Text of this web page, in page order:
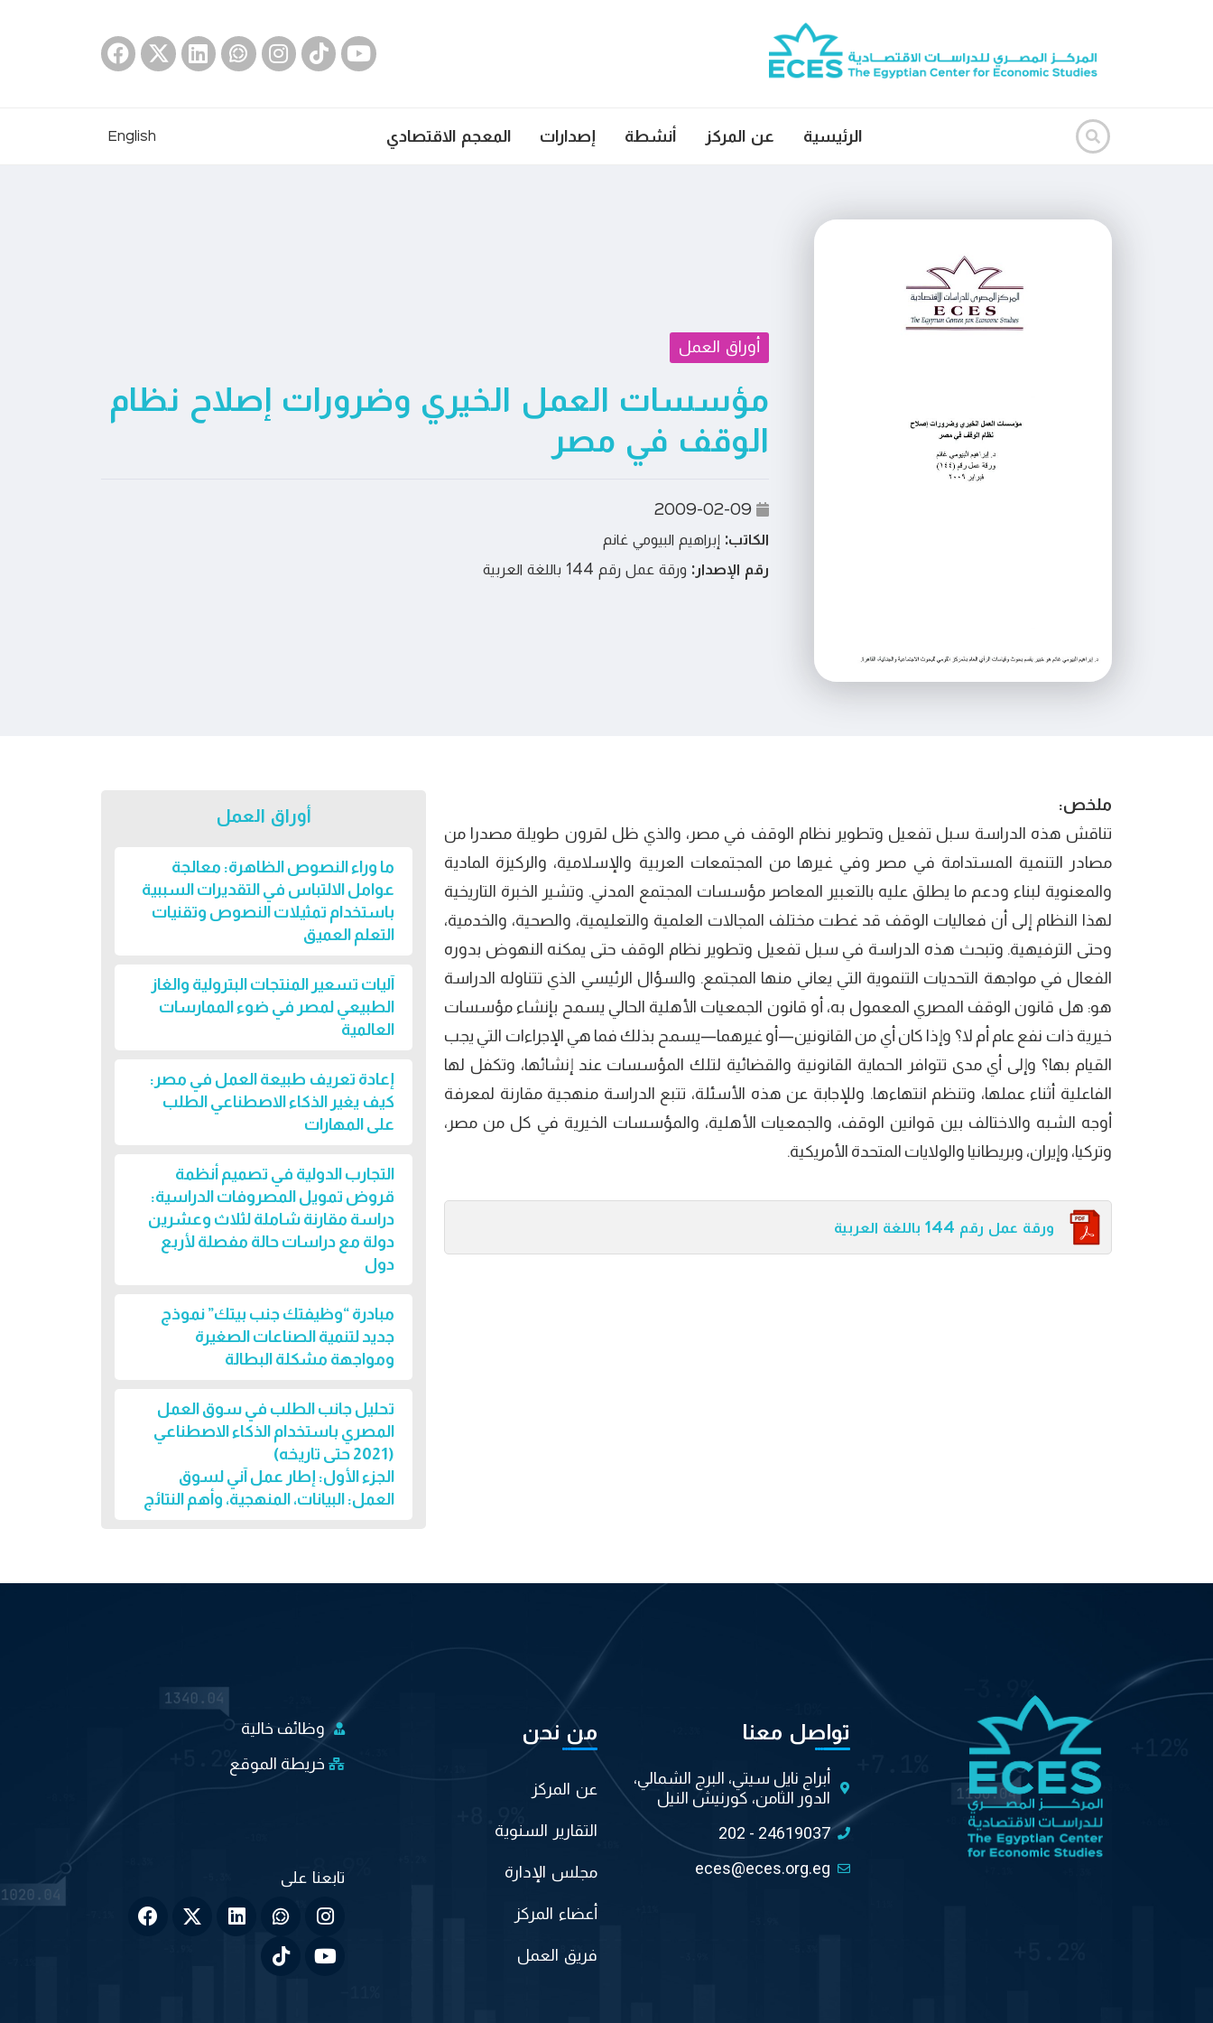
الرئيسية عن المركز أنشطة إصدارات المعجم الاقتصادي English
أوراق العمل
مؤسسات العمل الخيري وضرورات إصلاح نظام
الوقف في مصر
2009-02-09
الكاتب: إبراهيم البيومي غانم
رقم الإصدار: ورقة عمل رقم 144 باللغة العربية
ملخص:
تناقش ھذه الدراسة سبل تفعيل وتطوير نظام الوقف في مصر، والذي ظل لقرون طويلة مصدرا من
مصادر التنمية المستدامة في مصر وفي غيرھا من المجتمعات العربية والإسلامية، والركيزة المادية
والمعنوية لبناء ودعم ما يطلق عليه بالتعبير المعاصر مؤسسات المجتمع المدني. وتشير الخبرة التاريخية
لھذا النظام إلى أن فعاليات الوقف قد غطت مختلف المجالات العلمية والتعليمية، والصحية، والخدمية،
وحتى الترفيھية. وتبحث ھذه الدراسة في سبل تفعيل وتطوير نظام الوقف حتى يمكنه النھوض بدوره
الفعال في مواجھة التحديات التنموية التي يعاني منھا المجتمع. والسؤال الرئيسي الذي تتناوله الدراسة
ھو: ھل قانون الوقف المصري المعمول به، أو قانون الجمعيات الأھلية الحالي يسمح بإنشاء مؤسسات
خيرية ذات نفع عام أم لا؟ وإذا كان أي من القانونين—أو غيرھما—يسمح بذلك فما ھي الإجراءات التي يجب
القيام بھا؟ وإلى أي مدى تتوافر الحماية القانونية والقضائية لتلك المؤسسات عند إنشائھا، وتكفل لھا
الفاعلية أثناء عملھا، وتنظم انتھاءھا. وللإجابة عن ھذه الأسئلة، تتبع الدراسة منھجية مقارنة لمعرفة
أوجه الشبه والاختالف بين قوانين الوقف، والجمعيات الأھلية، والمؤسسات الخيرية في كل من مصر،
وتركيا، وإيران، وبريطانيا والولايات المتحدة الأمريكية.
ورقة عمل رقم 144 باللغة العربية
أوراق العمل
ما وراء النصوص الظاهرة: معالجة
عوامل الالتباس في التقديرات السببية
باستخدام تمثيلات النصوص وتقنيات
التعلم العميق
آليات تسعير المنتجات البترولية والغاز
الطبيعي لمصر في ضوء الممارسات
العالمية
إعادة تعريف طبيعة العمل في مصر:
كيف يغير الذكاء الاصطناعي الطلب
على المهارات
التجارب الدولية في تصميم أنظمة
قروض تمويل المصروفات الدراسية:
دراسة مقارنة شاملة لثلاث وعشرين
دولة مع دراسات حالة مفصلة لأربع
دول
مبادرة “وظيفتك جنب بيتك” نموذج
جديد لتنمية الصناعات الصغيرة
ومواجهة مشكلة البطالة
تحليل جانب الطلب في سوق العمل
المصري باستخدام الذكاء الاصطناعي
(2021 حتى تاريخه)
الجزء الأول: إطار عمل آني لسوق
العمل: البيانات، المنهجية، وأهم النتائج
تواصل معنا
أبراج نايل سيتي، البرج الشمالي،
الدور الثامن، كورنيش النيل
202 - 24619037
eces@eces.org.eg
من نحن
عن المركز
التقارير السنوية
مجلس الإدارة
أعضاء المركز
فريق العمل
وظائف خالية
خريطة الموقع